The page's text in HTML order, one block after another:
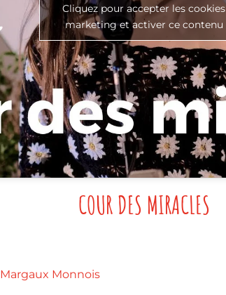
Cliquez pour accepter les cookies
marketing et activer ce contenu
COUR DES MIRACLES
Margaux Monnois